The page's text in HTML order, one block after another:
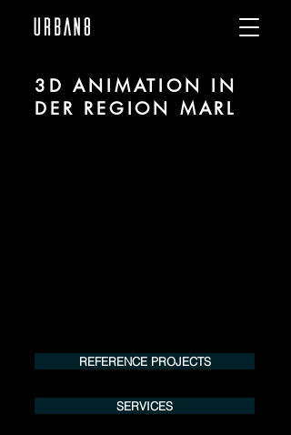
3D ANIMATION IN
DER REGION MARL
REFERENCE PROJECTS
SERVICES